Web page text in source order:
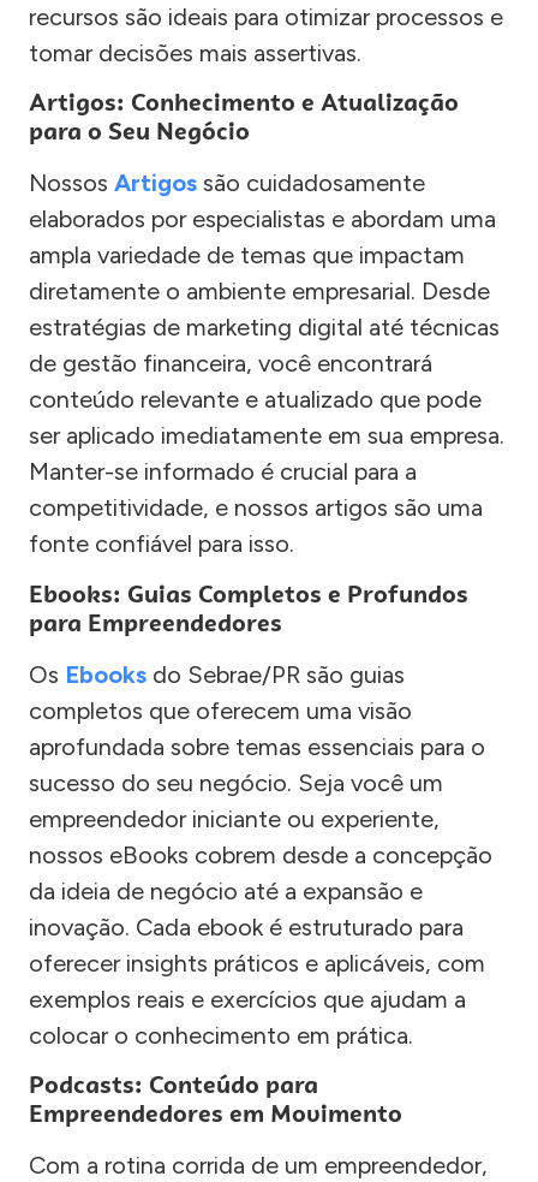
recursos são ideais para otimizar processos e
tomar decisões mais assertivas.
Artigos: Conhecimento e Atualização
para o Seu Negócio
Nossos Artigos são cuidadosamente
elaborados por especialistas e abordam uma
ampla variedade de temas que impactam
diretamente o ambiente empresarial. Desde
estratégias de marketing digital até técnicas
de gestão financeira, você encontrará
conteúdo relevante e atualizado que pode
ser aplicado imediatamente em sua empresa.
Manter-se informado é crucial para a
competitividade, e nossos artigos são uma
fonte confiável para isso.
Ebooks: Guias Completos e Profundos
para Empreendedores
Os Ebooks do Sebrae/PR são guias
completos que oferecem uma visão
aprofundada sobre temas essenciais para o
sucesso do seu negócio. Seja você um
empreendedor iniciante ou experiente,
nossos eBooks cobrem desde a concepção
da ideia de negócio até a expansão e
inovação. Cada ebook é estruturado para
oferecer insights práticos e aplicáveis, com
exemplos reais e exercícios que ajudam a
colocar o conhecimento em prática.
Podcasts: Conteúdo para
Empreendedores em Movimento
Com a rotina corrida de um empreendedor,